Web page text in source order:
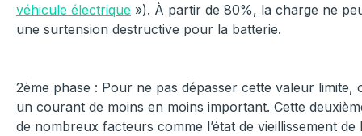
véhicule électrique »). À partir de 80%, la charge ne
une surtension destructive pour la batterie.
2ème phase : Pour ne pas dépasser cette valeur
un courant de moins en moins important. Cette
de nombreux facteurs comme l’état de vieillissement